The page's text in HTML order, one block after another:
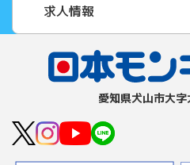
求人情報
愛知県⽝⼭市⼤